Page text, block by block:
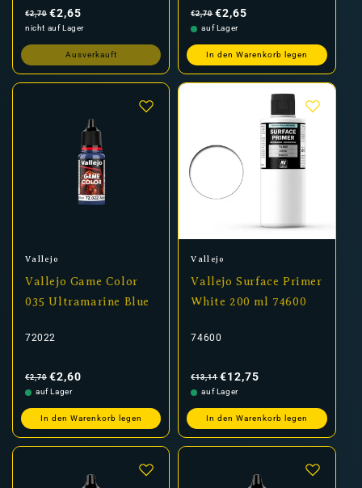
Preis
€2,70 €2,65
nicht auf Lager
Ausverkauft
Preis
€2,70 €2,65
auf Lager
In den Warenkorb legen
Anbieter:
Vallejo
Vallejo Game Color
035 Ultramarine Blue
72022
Preis
€2,70 €2,60
auf Lager
In den Warenkorb legen
Anbieter:
Vallejo
Vallejo Surface Primer
White 200 ml 74600
74600
Preis
€13,14 €12,75
auf Lager
In den Warenkorb legen